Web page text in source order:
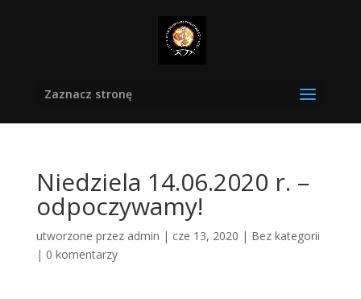
Zaznacz stronę
Niedziela 14.06.2020 r. –
odpoczywamy!
utworzone przez admin | cze 13, 2020 | Bez kategorii
| 0 komentarzy